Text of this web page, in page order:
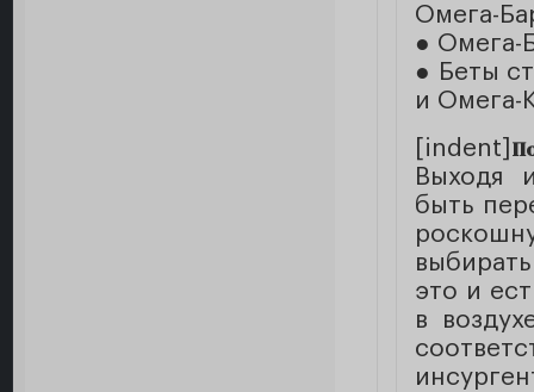
Омега-
● Омега-
● Беты
и Омега-
[indent]
Выходя
быть
это и
в